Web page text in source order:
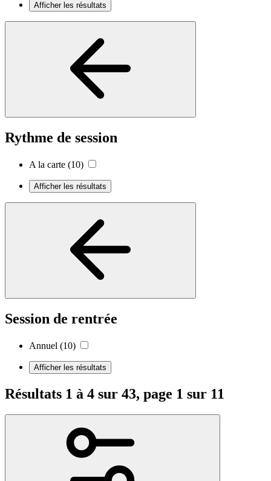
Afficher les résultats
Rythme de session
A la carte (10)
Afficher les résultats
Session de rentrée
Annuel (10)
Afficher les résultats
Résultats 1 à 4 sur 43, page 1 sur 11